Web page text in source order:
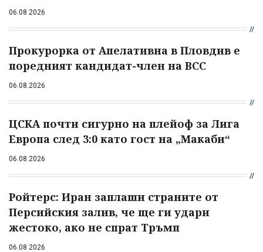
06.08.2026
Прокурорка от Апелативна в Пловдив е
поредният кандидат-член на ВСС
06.08.2026
ЦСКА почти сигурно на плейоф за Лига
Европа след 3:0 като гост на „Макаби“
06.08.2026
Ройтерс: Иран заплаши страните от
Персийския залив, че ще ги удари
жестоко, ако не спрат Тръмп
06.08.2026